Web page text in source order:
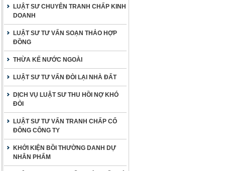
LUẬT SƯ CHUYÊN TRANH CHẤP KINH
DOANH
LUẬT SƯ TƯ VẤN SOẠN THẢO HỢP
ĐỒNG
THỪA KẾ NƯỚC NGOÀI
LUẬT SƯ TƯ VẤN ĐÒI LẠI NHÀ ĐẤT
DỊCH VỤ LUẬT SƯ THU HỒI NỢ KHÓ
ĐÒI
LUẬT SƯ TƯ VẤN TRANH CHẤP CỔ
ĐÔNG CÔNG TY
KHỞI KIỆN BỒI THƯỜNG DANH DỰ
NHÂN PHẨM